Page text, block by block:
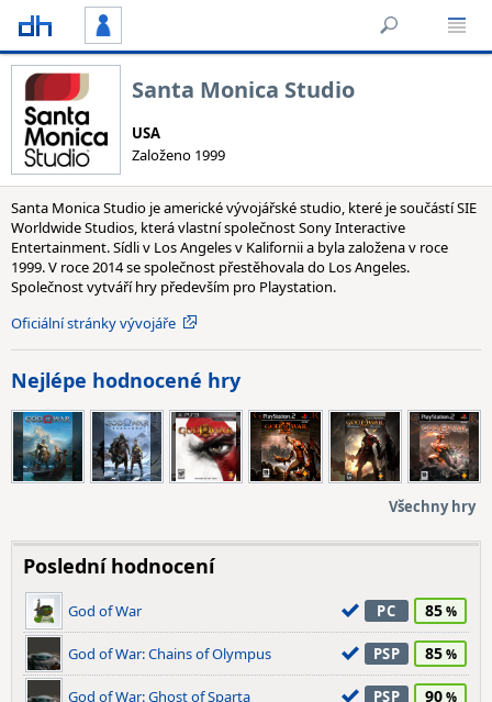
Santa Monica Studio
USA
Založeno 1999
Santa Monica Studio je americké vývojářské studio, které je součástí SIE
Worldwide Studios, která vlastní společnost Sony Interactive
Entertainment. Sídli v Los Angeles v Kalifornii a byla založena v roce
1999. V roce 2014 se společnost přestěhovala do Los Angeles.
Společnost vytváří hry především pro Playstation.
Oficiální stránky vývojáře
Nejlépe hodnocené hry
Všechny hry
Poslední hodnocení
God of War PC 85
God of War: Chains of Olympus PSP 85
God of War: Ghost of Sparta PSP 90